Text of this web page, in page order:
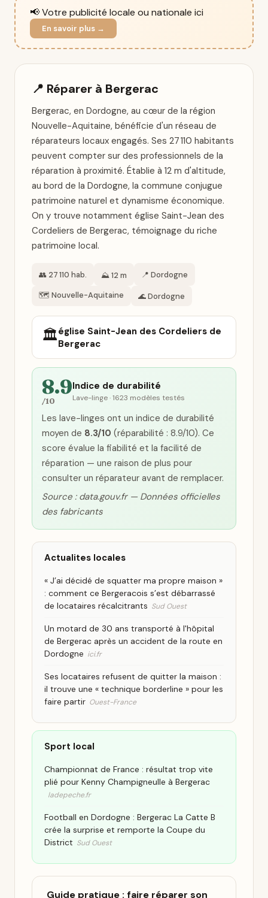
📢 Votre publicité locale ou nationale ici
En savoir plus →
📍 Réparer à Bergerac
Bergerac, en Dordogne, au cœur de la région
Nouvelle-Aquitaine, bénéficie d'un réseau de
réparateurs locaux engagés. Ses 27 110 habitants
peuvent compter sur des professionnels de la
réparation à proximité. Établie à 12 m d'altitude,
au bord de la Dordogne, la commune conjugue
patrimoine naturel et dynamisme économique.
On y trouve notamment église Saint-Jean des
Cordeliers de Bergerac, témoignage du riche
patrimoine local.
👥 27 110 hab. ⛰️ 12 m 📍 Dordogne
🗺️ Nouvelle-Aquitaine 🌊 Dordogne
🏛️église Saint-Jean des Cordeliers de
Bergerac
8.9
/10
Indice de durabilité
Lave-linge · 1623 modèles testés
Les lave-linges ont un indice de durabilité
moyen de 8.3/10 (réparabilité : 8.9/10). Ce
score évalue la fiabilité et la facilité de
réparation — une raison de plus pour
consulter un réparateur avant de remplacer.
Source : data.gouv.fr — Données officielles
des fabricants
Actualites locales
« J’ai décidé de squatter ma propre maison »
: comment ce Bergeracois s’est débarrassé
de locataires récalcitrants Sud Ouest
Un motard de 30 ans transporté à l'hôpital
de Bergerac après un accident de la route en
Dordogne ici.fr
Ses locataires refusent de quitter la maison :
il trouve une « technique borderline » pour les
faire partir Ouest-France
Sport local
Championnat de France : résultat trop vite
plié pour Kenny Champigneulle à Bergerac
ladepeche.fr
Football en Dordogne : Bergerac La Catte B
crée la surprise et remporte la Coupe du
District Sud Ouest
Guide pratique : faire réparer son